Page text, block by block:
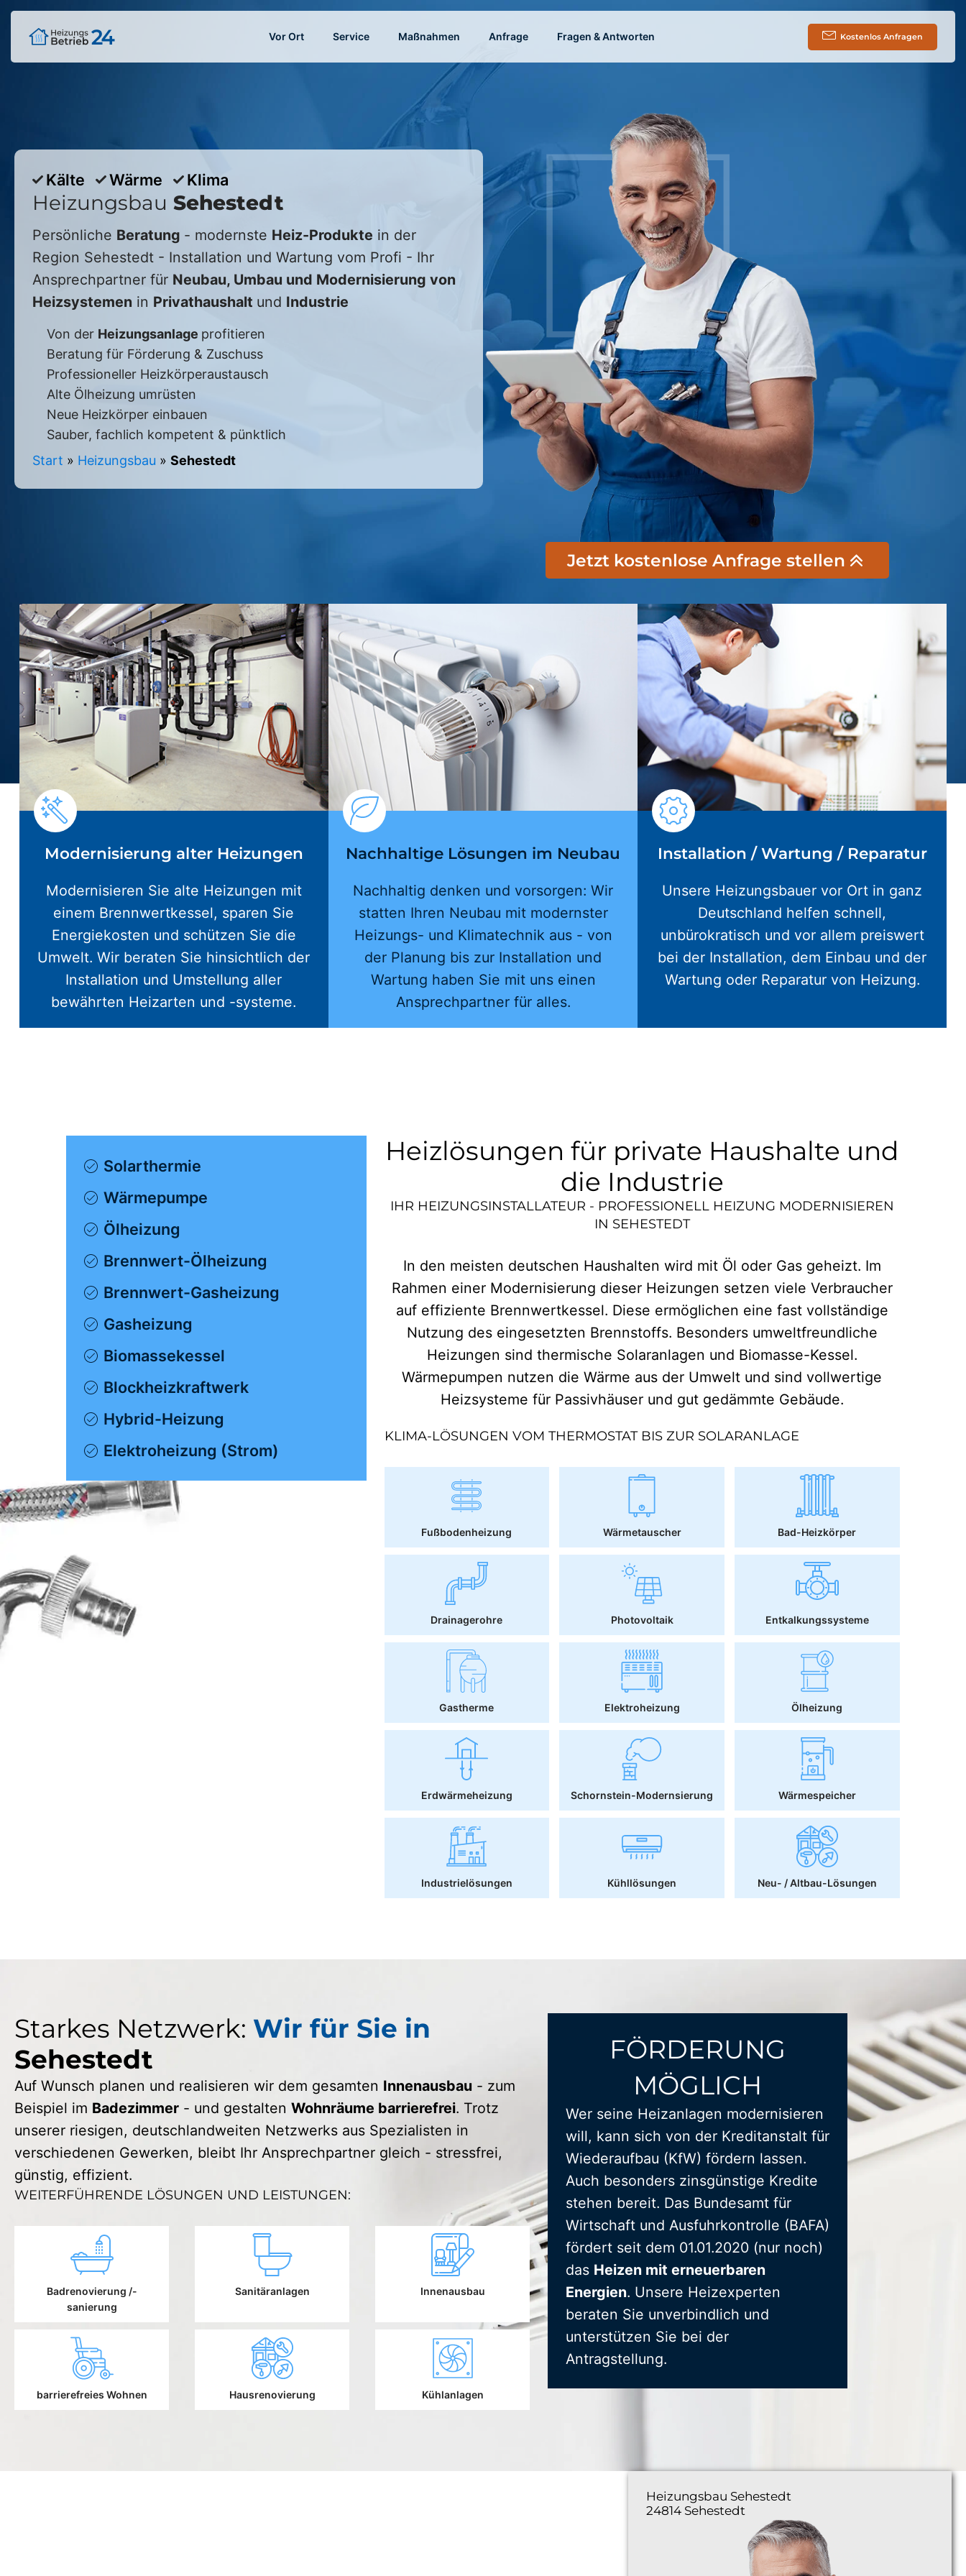
Vor Ort Service Maßnahmen Anfrage Fragen & Antworten Kostenlos Anfragen
Kälte Wärme Klima
Heizungsbau Sehestedt
Persönliche Beratung - modernste Heiz-Produkte in der
Region Sehestedt - Installation und Wartung vom Profi - Ihr
Ansprechpartner für Neubau, Umbau und Modernisierung von
Heizsystemen in Privathaushalt und Industrie
Von der Heizungsanlage profitieren
Beratung für Förderung & Zuschuss
Professioneller Heizkörperaustausch
Alte Ölheizung umrüsten
Neue Heizkörper einbauen
Sauber, fachlich kompetent & pünktlich
Start » Heizungsbau » Sehestedt
Jetzt kostenlose Anfrage stellen
Modernisierung alter Heizungen
Modernisieren Sie alte Heizungen mit
einem Brennwertkessel, sparen Sie
Energiekosten und schützen Sie die
Umwelt. Wir beraten Sie hinsichtlich der
Installation und Umstellung aller
bewährten Heizarten und -systeme.
Nachhaltige Lösungen im Neubau
Nachhaltig denken und vorsorgen: Wir
statten Ihren Neubau mit modernster
Heizungs- und Klimatechnik aus - von
der Planung bis zur Installation und
Wartung haben Sie mit uns einen
Ansprechpartner für alles.
Installation / Wartung / Reparatur
Unsere Heizungsbauer vor Ort in ganz
Deutschland helfen schnell,
unbürokratisch und vor allem preiswert
bei der Installation, dem Einbau und der
Wartung oder Reparatur von Heizung.
Solarthermie
Wärmepumpe
Ölheizung
Brennwert-Ölheizung
Brennwert-Gasheizung
Gasheizung
Biomassekessel
Blockheizkraftwerk
Hybrid-Heizung
Elektroheizung (Strom)
Heizlösungen für private Haushalte und
die Industrie
IHR HEIZUNGSINSTALLATEUR - PROFESSIONELL HEIZUNG MODERNISIEREN
IN SEHESTEDT
In den meisten deutschen Haushalten wird mit Öl oder Gas geheizt. Im
Rahmen einer Modernisierung dieser Heizungen setzen viele Verbraucher
auf effiziente Brennwertkessel. Diese ermöglichen eine fast vollständige
Nutzung des eingesetzten Brennstoffs. Besonders umweltfreundliche
Heizungen sind thermische Solaranlagen und Biomasse-Kessel.
Wärmepumpen nutzen die Wärme aus der Umwelt und sind vollwertige
Heizsysteme für Passivhäuser und gut gedämmte Gebäude.
KLIMA-LÖSUNGEN VOM THERMOSTAT BIS ZUR SOLARANLAGE
Fußbodenheizung Wärmetauscher Bad-Heizkörper
Drainagerohre Photovoltaik Entkalkungssysteme
Gastherme Elektroheizung Ölheizung
Erdwärmeheizung Schornstein-Modernsierung Wärmespeicher
Industrielösungen Kühllösungen Neu- / Altbau-Lösungen
Starkes Netzwerk: Wir für Sie in
Sehestedt
Auf Wunsch planen und realisieren wir dem gesamten Innenausbau - zum
Beispiel im Badezimmer - und gestalten Wohnräume barrierefrei. Trotz
unserer riesigen, deutschlandweiten Netzwerks aus Spezialisten in
verschiedenen Gewerken, bleibt Ihr Ansprechpartner gleich - stressfrei,
günstig, effizient.
WEITERFÜHRENDE LÖSUNGEN UND LEISTUNGEN:
Badrenovierung /-
sanierung
Sanitäranlagen Innenausbau
barrierefreies Wohnen Hausrenovierung Kühlanlagen
FÖRDERUNG
MÖGLICH
Wer seine Heizanlagen modernisieren
will, kann sich von der Kreditanstalt für
Wiederaufbau (KfW) fördern lassen.
Auch besonders zinsgünstige Kredite
stehen bereit. Das Bundesamt für
Wirtschaft und Ausfuhrkontrolle (BAFA)
fördert seit dem 01.01.2020 (nur noch)
das Heizen mit erneuerbaren
Energien. Unsere Heizexperten
beraten Sie unverbindlich und
unterstützen Sie bei der
Antragstellung.
Heizungsbau Sehestedt
24814 Sehestedt